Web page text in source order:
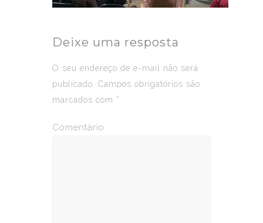
Deixe uma resposta
O seu endereço de e-mail não será
publicado.
Campos obrigatórios são
marcados com *
Comentário